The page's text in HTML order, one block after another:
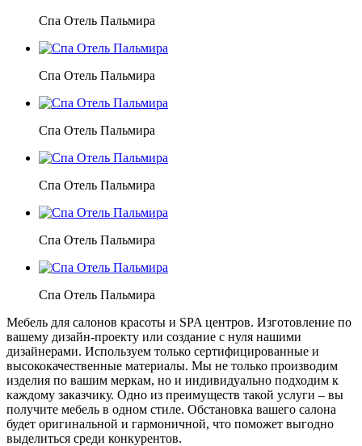
Спа Отель Пальмира
Спа Отель Пальмира
Спа Отель Пальмира
Спа Отель Пальмира
Спа Отель Пальмира
Спа Отель Пальмира
Мебель для салонов красоты и SPA центров. Изготовление по
вашему дизайн-проекту или создание с нуля нашими
дизайнерами. Используем только сертифицированные и
высококачественные материалы. Мы не только производим
изделия по вашим меркам, но и индивидуально подходим к
каждому заказчику. Одно из преимуществ такой услуги – вы
получите мебель в одном стиле. Обстановка вашего салона
будет оригинальной и гармоничной, что поможет выгодно
выделиться среди конкурентов.